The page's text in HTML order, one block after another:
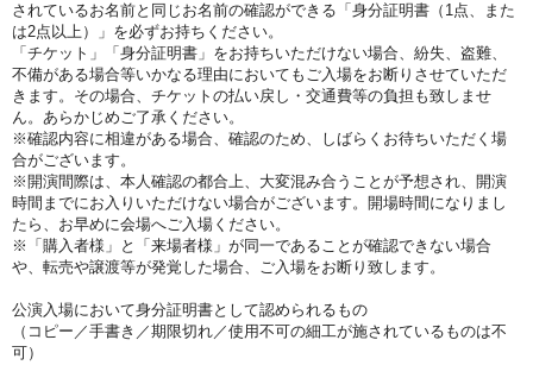
されているお名前と同じお名前の確認ができる「身分証明書（1点、また
は2点以上）」を必ずお持ちください。
「チケット」「身分証明書」をお持ちいただけない場合、紛失、盗難、
不備がある場合等いかなる理由においてもご入場をお断りさせていただ
きます。その場合、チケットの払い戻し・交通費等の負担も致しませ
ん。あらかじめご了承ください。
※確認内容に相違がある場合、確認のため、しばらくお待ちいただく場
合がございます。
※開演間際は、本人確認の都合上、大変混み合うことが予想され、開演
時間までにお入りいただけない場合がございます。開場時間になりまし
たら、お早めに会場へご入場ください。
※「購入者様」と「来場者様」が同一であることが確認できない場合
や、転売や譲渡等が発覚した場合、ご入場をお断り致します。
公演入場において身分証明書として認められるもの
（コピー／手書き／期限切れ／使用不可の細工が施されているものは不
可）